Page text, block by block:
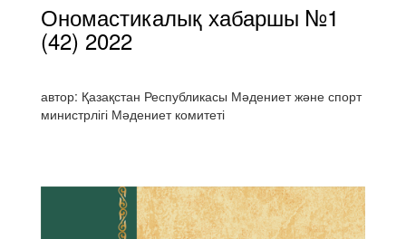
Ономастикалық хабаршы №1
(42) 2022
автор: Қазақстан Республикасы Мәдениет және спорт
министрлігі Мәдениет комитеті